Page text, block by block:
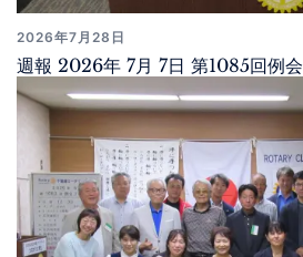
2026年7月28日
週報 2026年 7月 7日 第1085回例会